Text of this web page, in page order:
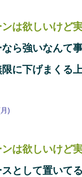
は欲しいけど
ら強いなんて
に下げまくる
)
は欲しいけど
スとして置いて